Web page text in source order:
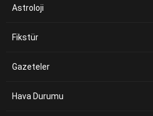
Astroloji
Fikstür
Gazeteler
Hava Durumu